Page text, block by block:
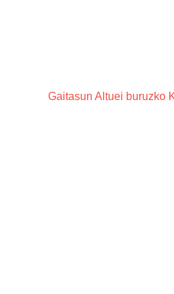
Gaitasun Altuei buruzko